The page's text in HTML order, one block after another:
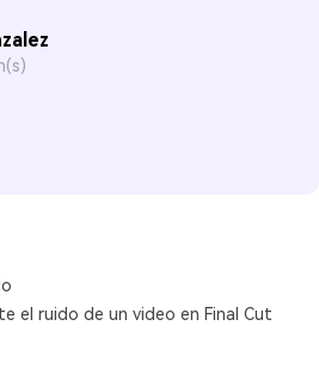
el ruido de un video en Final Cut